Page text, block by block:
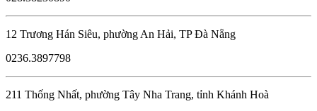
12 Trương Hán Siêu, phường An Hải, TP Đà Nẵng
0236.3897798
211 Thống Nhất, phường Tây Nha Trang, tỉnh Khánh Hoà